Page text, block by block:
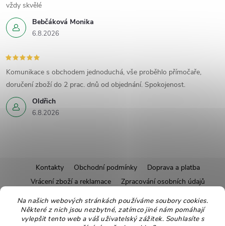
Na našich webových stránkách používáme soubory cookies.
Některé z nich jsou nezbytné, zatímco jiné nám pomáhají
vylepšit tento web a váš uživatelský zážitek. Souhlasíte s
Bebčáková Monika
6.8.2026
vždy skvělé
Oldřich
6.8.2026
Komunikace s obchodem jednoduchá, vše proběhlo přímočaře,
doručení zboží do 2 prac. dnů od objednání. Spokojenost.
á
Kontakty Obchodní podmínky
Doprava a platba
Vrácení zboží a reklamace
Zpracování osobních údajů
Pravidla soutěží
Affiliate program
Recepty
Pro nové dodavatele
Ekologické balení Moje objednávka